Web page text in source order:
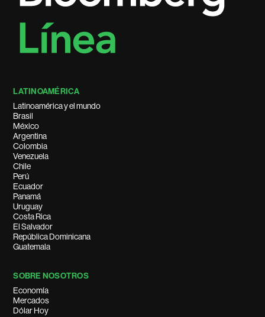
LATINOAMÉRICA
Latinoamérica y el mundo
Brasil
México
Argentina
Colombia
Venezuela
Chile
Perú
Ecuador
Panamá
Uruguay
Costa Rica
El Salvador
República Dominicana
Guatemala
SOBRE NOSOTROS
Economía
Mercados
Dólar Hoy